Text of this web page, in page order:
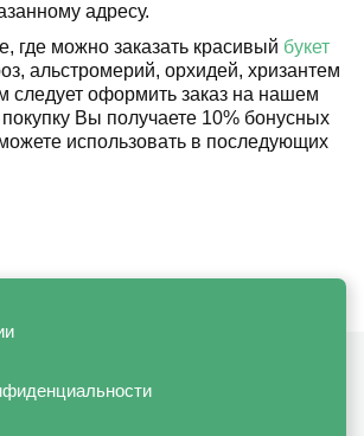
адресу.
где можно заказать красивый букет
альстромерий, орхидей, хризантем
следует оформить заказ на нашем
Вы получаете 10% бонусных
использовать в последующих